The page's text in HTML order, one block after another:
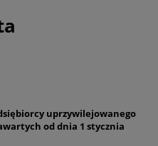
uprzywilejowanego
od dnia 1 stycznia